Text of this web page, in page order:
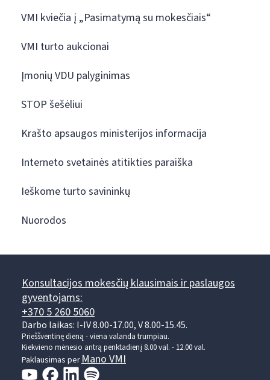
VMI kviečia į „Pasimatymą su mokesčiais“
VMI turto aukcionai
Įmonių VDU palyginimas
STOP šešėliui
Krašto apsaugos ministerijos informacija
Interneto svetainės atitikties paraiška
Ieškome turto savininkų
Nuorodos
Konsultacijos mokesčių klausimais ir paslaugos
gyventojams:
+370 5 260 5060
Darbo laikas: I-IV 8.00-17.00, V 8.00-15.45.
Prieššventinę dieną - viena valanda trumpiau.
Kiekvieno mėnesio antrą penktadienį 8.00 val. - 12.00 val.
Paklausimas per Mano VMI